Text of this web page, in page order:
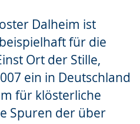
Dalheim ist
für die
Ort der Stille,
ein in Deutschland
für klösterliche
Spuren der über